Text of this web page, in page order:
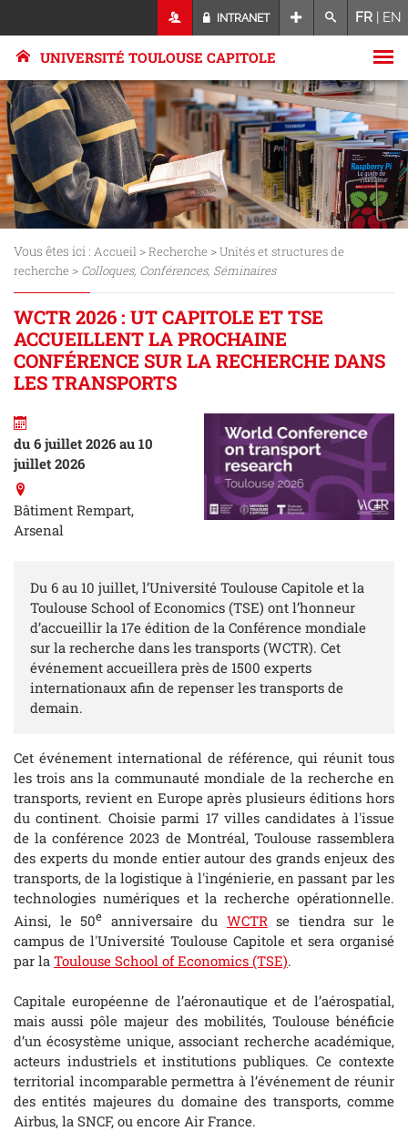
INTRANET FR | EN
UNIVERSITÉ TOULOUSE CAPITOLE
Vous êtes ici : Accueil >Recherche >Unités et structures de
recherche > Colloques, Conférences, Séminaires
WCTR 2026 : UT CAPITOLE ET TSE
ACCUEILLENT LA PROCHAINE
CONFÉRENCE SUR LA RECHERCHE DANS
LES TRANSPORTS
du 6 juillet 2026 au 10
juillet 2026
Bâtiment Rempart,
Arsenal
Du 6 au 10 juillet, l’Université Toulouse Capitole et la
Toulouse School of Economics (TSE) ont l’honneur
d’accueillir la 17e édition de la Conférence mondiale
sur la recherche dans les transports (WCTR). Cet
événement accueillera près de 1500 experts
internationaux afin de repenser les transports de
demain.
Cet événement international de référence, qui réunit tous
les trois ans la communauté mondiale de la recherche en
transports, revient en Europe après plusieurs éditions hors
du continent. Choisie parmi 17 villes candidates à l'issue
de la conférence 2023 de Montréal, Toulouse rassemblera
des experts du monde entier autour des grands enjeux des
transports, de la logistique à l'ingénierie, en passant par les
technologies numériques et la recherche opérationnelle.
Ainsi, le 50e anniversaire du WCTR se tiendra sur le
campus de l'Université Toulouse Capitole et sera organisé
par la Toulouse School of Economics (TSE).
Capitale européenne de l’aéronautique et de l’aérospatial,
mais aussi pôle majeur des mobilités, Toulouse bénéficie
d’un écosystème unique, associant recherche académique,
acteurs industriels et institutions publiques. Ce contexte
territorial incomparable permettra à l’événement de réunir
des entités majeures du domaine des transports, comme
Airbus, la SNCF, ou encore Air France.